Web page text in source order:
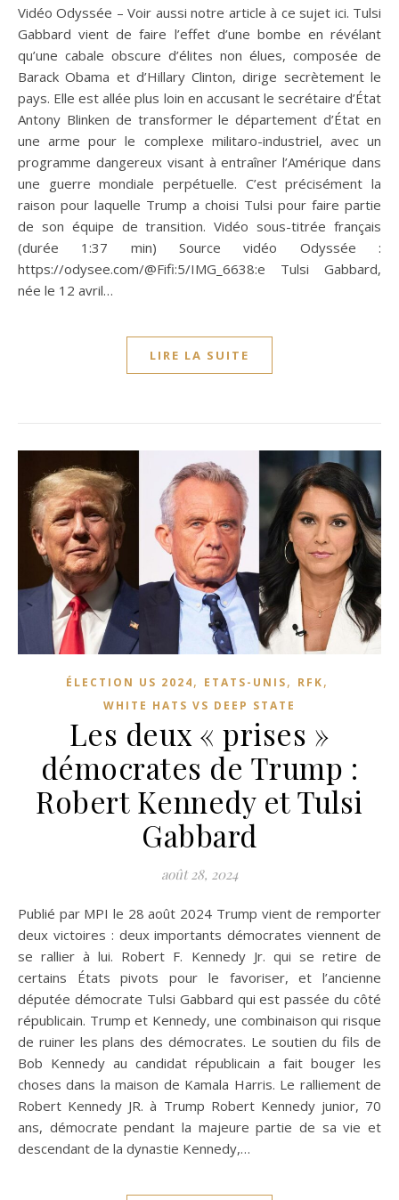
Vidéo Odyssée – Voir aussi notre article à ce sujet ici. Tulsi
Gabbard vient de faire l’effet d’une bombe en révélant
qu’une cabale obscure d’élites non élues, composée de
Barack Obama et d’Hillary Clinton, dirige secrètement le
pays. Elle est allée plus loin en accusant le secrétaire d’État
Antony Blinken de transformer le département d’État en
une arme pour le complexe militaro-industriel, avec un
programme dangereux visant à entraîner l’Amérique dans
une guerre mondiale perpétuelle. C’est précisément la
raison pour laquelle Trump a choisi Tulsi pour faire partie
de son équipe de transition. Vidéo sous-titrée français
(durée 1:37 min) Source vidéo Odyssée :
https://odysee.com/@Fifi:5/IMG_6638:e Tulsi Gabbard,
née le 12 avril…
LIRE LA SUITE
ÉLECTION US 2024, ETATS-UNIS, RFK,
WHITE HATS VS DEEP STATE
Les deux « prises »
démocrates de Trump :
Robert Kennedy et Tulsi
Gabbard
août 28, 2024
Publié par MPI le 28 août 2024 Trump vient de remporter
deux victoires : deux importants démocrates viennent de
se rallier à lui. Robert F. Kennedy Jr. qui se retire de
certains États pivots pour le favoriser, et l’ancienne
députée démocrate Tulsi Gabbard qui est passée du côté
républicain. Trump et Kennedy, une combinaison qui risque
de ruiner les plans des démocrates. Le soutien du fils de
Bob Kennedy au candidat républicain a fait bouger les
choses dans la maison de Kamala Harris. Le ralliement de
Robert Kennedy JR. à Trump Robert Kennedy junior, 70
ans, démocrate pendant la majeure partie de sa vie et
descendant de la dynastie Kennedy,…